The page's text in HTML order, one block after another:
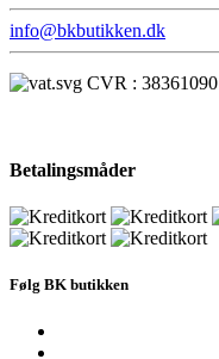
info@bkbutikken.dk
CVR : 38361090
Betalingsmåder
Følg BK butikken